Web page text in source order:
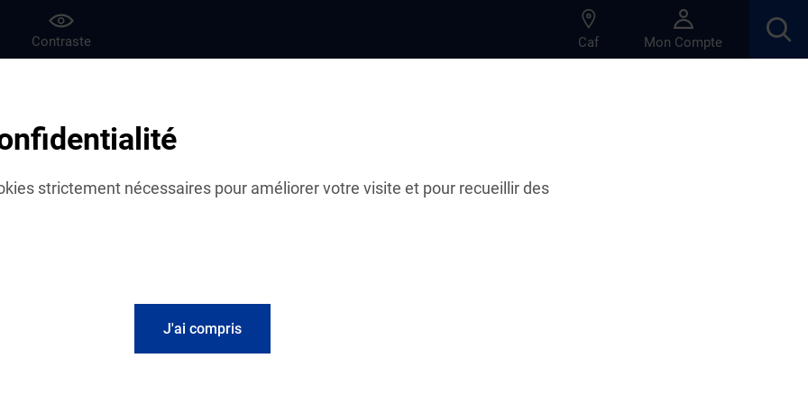
strictement nécessaires pour améliorer votre visite et pour recueillir des
J'ai compris
Contraste Caf Mon Compte
la Caf